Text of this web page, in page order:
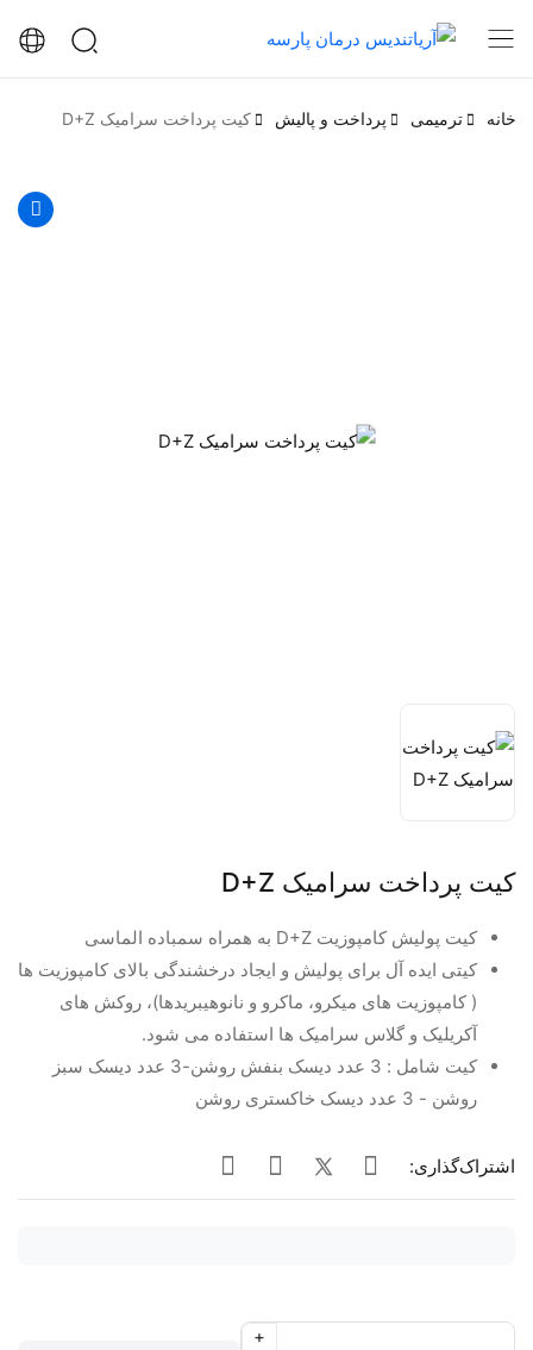
خانه ترمیمی پرداخت و پالیش کیت پرداخت سرامیک D+Z
کیت پرداخت سرامیک D+Z
کیت پولیش کامپوزیت D+Z به همراه سمباده الماسی
کیتی ایده آل برای پولیش و ایجاد درخشندگی بالای کامپوزیت ها
( کامپوزیت های میکرو، ماکرو و نانوهیبریدها)، روکش های
آکریلیک و گلاس سرامیک ها استفاده می شود.
کیت شامل : 3 عدد دیسک بنفش روشن-3 عدد دیسک سبز
روشن - 3 عدد دیسک خاکستری روشن
اشتراک‌گذاری:
+